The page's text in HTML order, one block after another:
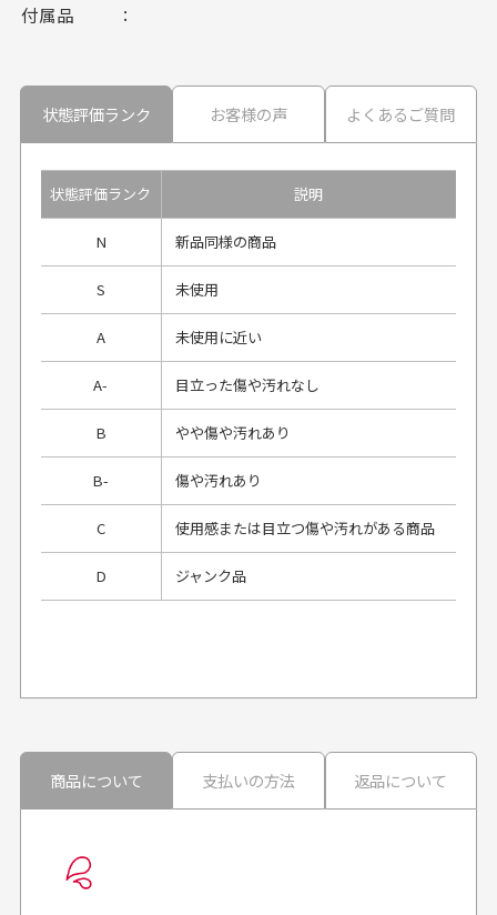
付属品
状態評価ランク お客様の声 よくあるご質問
状態評価ランク 説明
N 新品同様の商品
S 未使用
A 未使用に近い
A- 目立った傷や汚れなし
B やや傷や汚れあり
B- 傷や汚れあり
C 使用感または目立つ傷や汚れがある商品
D ジャンク品
良かった！
30代男性
お届け希望日時をご指定頂けます。
商品について 支払いの方法 返品について